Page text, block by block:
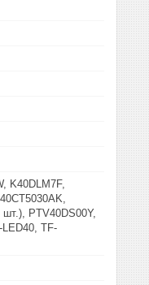
K40DLM7F,
шт.), PTV40DS00Y,
TF-